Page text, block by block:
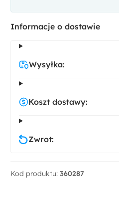
Informacje o dostawie
Wysyłka:
Koszt dostawy:
Zwrot:
Kod produktu: 360287